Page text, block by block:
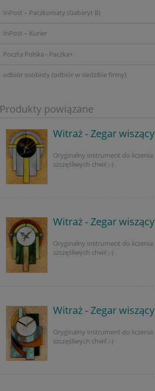
InPost – Paczkomaty (Gabaryt B)
InPost – Kurier
Poczta Polska - Paczka+
odbiór osobisty (odbiór w siedzibie firmy)
Produkty powiązane
Witraż - Zegar wiszący
Oryginalny instrument do liczenia
szczęśliwych chwil ;-)
Witraż - Zegar wiszący
Oryginalny instrument do liczenia
szczęśliwych chwil ;-)
Witraż - Zegar wiszący
Oryginalny instrument do liczenia
szczęśliwych chwil ;-)